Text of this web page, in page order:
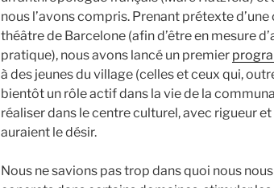
nous l’avons compris. Prenant prétexte
théâtre de Barcelone (afin d’être en mesure
pratique), nous avons lancé un premier
à des jeunes du village (celles et ceux qui,
bientôt un rôle actif dans la vie de la
réaliser dans le centre culturel, avec rigueur
auraient le désir.
Nous ne savions pas trop dans quoi nous